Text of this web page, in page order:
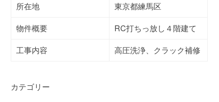
所在地
東京都練馬区
物件概要
RC打ちっ放し４階建て
工事内容
高圧洗浄、クラック補修
カテゴリー